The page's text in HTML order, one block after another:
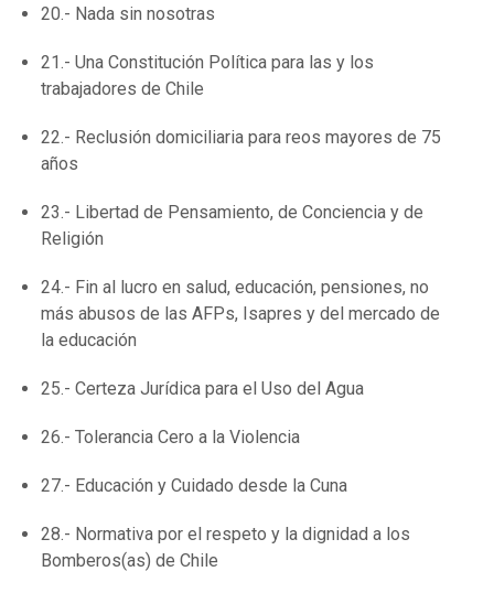
20.- Nada sin nosotras
21.- Una Constitución Política para las y los
trabajadores de Chile
22.- Reclusión domiciliaria para reos mayores de 75
años
23.- Libertad de Pensamiento, de Conciencia y de
Religión
24.- Fin al lucro en salud, educación, pensiones, no
más abusos de las AFPs, Isapres y del mercado de
la educación
25.- Certeza Jurídica para el Uso del Agua
26.- Tolerancia Cero a la Violencia
27.- Educación y Cuidado desde la Cuna
28.- Normativa por el respeto y la dignidad a los
Bomberos(as) de Chile